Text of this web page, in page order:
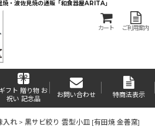
・波佐見焼の通販「和食器屋ARITA」
カート ご利用案内
ギフト 贈り物 お
祝い 記念品
お問い合わせ 特商法表示
入れ > 黒サビ絞り 雲型小皿 [有田焼 金善窯]